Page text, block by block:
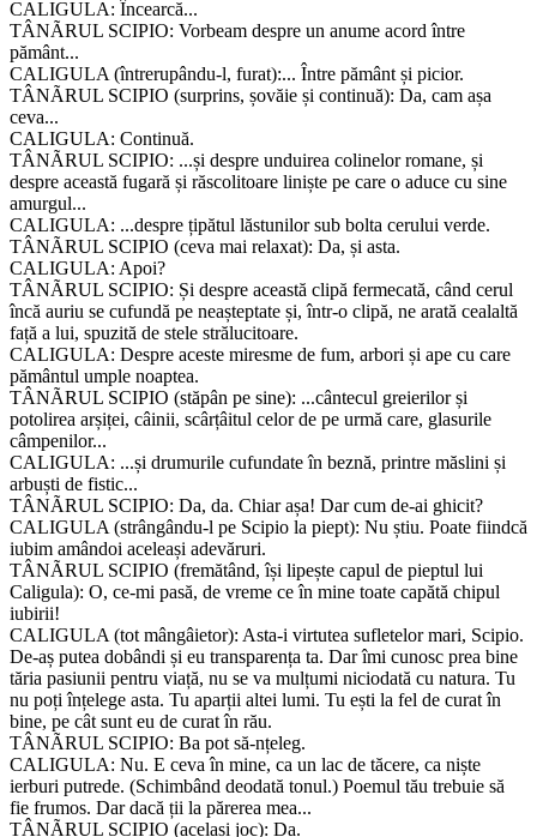
CALIGULA: Încearcă...
TÂNÃRUL SCIPIO: Vorbeam despre un anume acord între
pământ...
CALIGULA (întrerupându-l, furat):... Între pământ și picior.
TÂNÃRUL SCIPIO (surprins, șovăie și continuă): Da, cam așa
ceva...
CALIGULA: Continuă.
TÂNÃRUL SCIPIO: ...și despre unduirea colinelor romane, și
despre această fugară și răscolitoare liniște pe care o aduce cu sine
amurgul...
CALIGULA: ...despre țipătul lăstunilor sub bolta cerului verde.
TÂNÃRUL SCIPIO (ceva mai relaxat): Da, și asta.
CALIGULA: Apoi?
TÂNÃRUL SCIPIO: Și despre această clipă fermecată, când cerul
încă auriu se cufundă pe neașteptate și, într-o clipă, ne arată cealaltă
față a lui, spuzită de stele strălucitoare.
CALIGULA: Despre aceste miresme de fum, arbori și ape cu care
pământul umple noaptea.
TÂNÃRUL SCIPIO (stăpân pe sine): ...cântecul greierilor și
potolirea arșiței, câinii, scârțâitul celor de pe urmă care, glasurile
câmpenilor...
CALIGULA: ...și drumurile cufundate în beznă, printre măslini și
arbuști de fistic...
TÂNÃRUL SCIPIO: Da, da. Chiar așa! Dar cum de-ai ghicit?
CALIGULA (strângându-l pe Scipio la piept): Nu știu. Poate fiindcă
iubim amândoi aceleași adevăruri.
TÂNÃRUL SCIPIO (fremătând, își lipește capul de pieptul lui
Caligula): O, ce-mi pasă, de vreme ce în mine toate capătă chipul
iubirii!
CALIGULA (tot mângâietor): Asta-i virtutea sufletelor mari, Scipio.
De-aș putea dobândi și eu transparența ta. Dar îmi cunosc prea bine
tăria pasiunii pentru viață, nu se va mulțumi niciodată cu natura. Tu
nu poți înțelege asta. Tu aparții altei lumi. Tu ești la fel de curat în
bine, pe cât sunt eu de curat în rău.
TÂNÃRUL SCIPIO: Ba pot să-nțeleg.
CALIGULA: Nu. E ceva în mine, ca un lac de tăcere, ca niște
ierburi putrede. (Schimbând deodată tonul.) Poemul tău trebuie să
fie frumos. Dar dacă ții la părerea mea...
TÂNÃRUL SCIPIO (același joc): Da.